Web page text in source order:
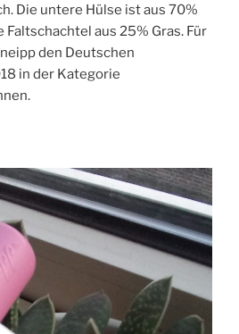
Die untere Hülse ist aus 70%
aus 25% Gras. Für
den Deutschen
in der Kategorie